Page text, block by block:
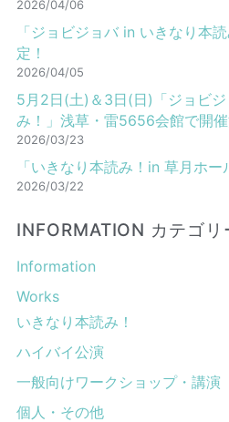
2026/04/06
「ジョビジョバ in いきなり本
定！
2026/04/05
5月2日(土)＆3日(日)「ジョビ
み！」浅草・雷5656会館で開催
2026/03/23
「いきなり本読み！in 草月ホー
2026/03/22
INFORMATION カテゴリ
Information
Works
いきなり本読み！
ハイバイ公演
一般向けワークショップ・講演
個人・その他